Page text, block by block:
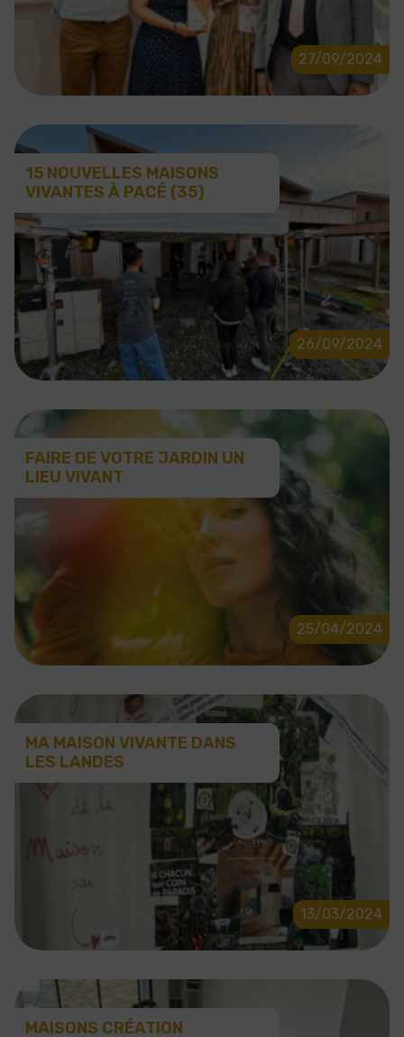
27/09/2024
15 NOUVELLES MAISONS
VIVANTES À PACÉ (35)
26/09/2024
FAIRE DE VOTRE JARDIN UN
LIEU VIVANT
25/04/2024
MA MAISON VIVANTE DANS
LES LANDES
13/03/2024
MAISONS CRÉATION